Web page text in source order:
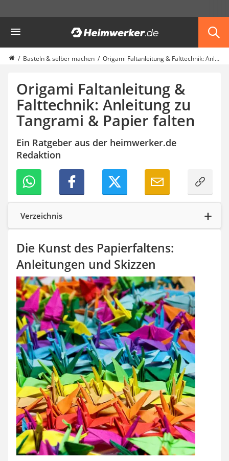
Haushalt & Freizeit
Diascanner
Walkie-Talkie Kinder
Stunt-Scooter
Gusseisen Bräter
Induktionskochfeld
Tischgeschirrspüler
Elektronische Dartscheibe
Wildkamera
Wischmopp
Trinkflasche
Thermokanne
Elektrische Pfeffermühle
Waschsauger
Geflügelschere
Ferngesteuertes Auto
Subwoofer
Beheizbare Handschuhe
Basteln & selber machen Origami Faltanleitung & Falttechnik: Anleitung zu Tangrami & Papier falten
Origami Faltanleitung &
Falttechnik: Anleitung zu
Tangrami & Papier falten
Ein Ratgeber aus der heimwerker.de
Redaktion
Verzeichnis
Die Kunst des Papierfaltens:
Anleitungen und Skizzen